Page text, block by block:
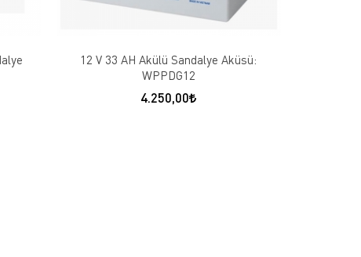
12 V 33 AH Akülü Sandalye Aküsü:
WPPDG12
4.250,00